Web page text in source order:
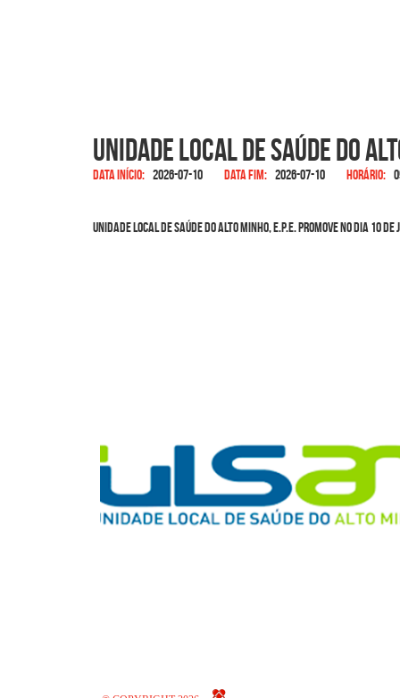
Unidade Local de Saúde do
Data início: 2026-07-10 Data fim: 2026-07-10 Horário:
Unidade Local de Saúde do Alto Minho, E.P.E. promove no dia 10